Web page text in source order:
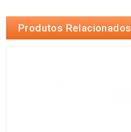
Produtos Relacionados